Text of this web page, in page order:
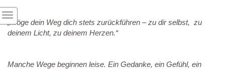
„Möge dein Weg dich stets zurückführen – zu dir selbst, zu
deinem Licht, zu deinem Herzen.“
Manche Wege beginnen leise. Ein Gedanke, ein Gefühl, ein